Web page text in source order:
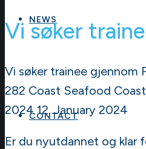
NEWS
CONTACT
Vi søker
Vi søker trainee
282 Coast Seafood
2024 12. January 2024
Er du nyutdannet og klar